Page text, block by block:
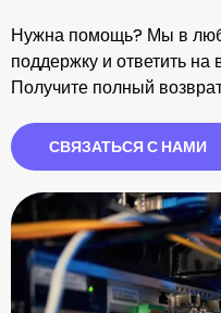
Нужна помощь? Мы в
поддержку и ответить
Получите полный
СВЯЗАТЬСЯ С НАМИ